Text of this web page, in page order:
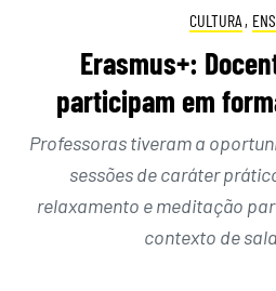
CULTURA ,
Erasmus+:
participam em
Professoras tiveram a
sessões de caráter
relaxamento e meditação
contexto de